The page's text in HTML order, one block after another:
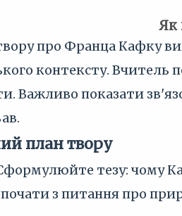
Як
про Франца Кафку
контексту. Вчитель
Важливо показати
план твору
тезу: чому
з питання про